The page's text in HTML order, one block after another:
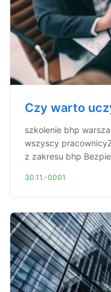
Czy warto
szkolenie bhp
wszyscy
z zakresu bhp
30.11.-0001